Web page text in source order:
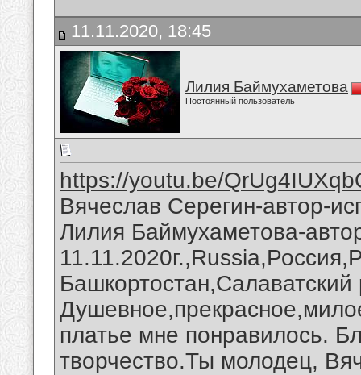
11.11.2020, 18:45
Лилия Баймухаметова
Постоянный пользователь
https://youtu.be/
Вячеслав Серегин-автор-
Лилия Баймухаметова-
платье мне понравилось.
творчество.Ты молодец,